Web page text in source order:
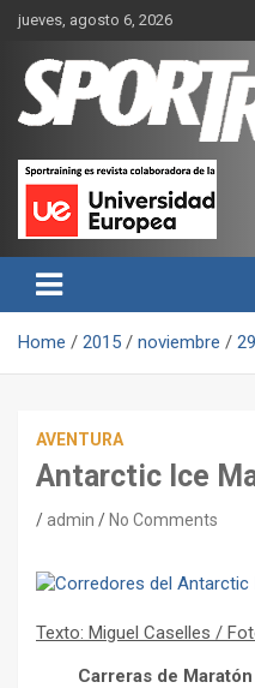
Skip
content
jueves, agosto 6, 2026
Revista
Sport Training
rendimiento, nutrición y
Home 2015 noviembre 29
AVENTURA
Antarctic Ice
admin No Comments
Texto: Miguel Caselles /
Carreras de